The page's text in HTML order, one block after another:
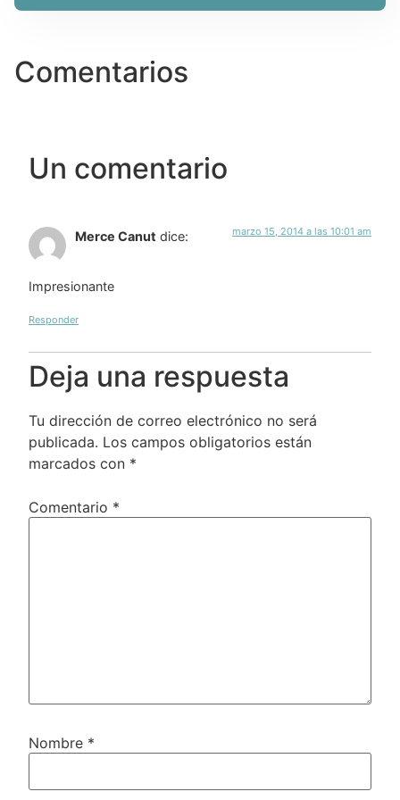
Comentarios
Un comentario
Merce Canut dice: marzo 15, 2014 a las 10:01 am
Impresionante
Responder
Deja una respuesta
Tu dirección de correo electrónico no será
publicada. Los campos obligatorios están
marcados con *
Comentario *
Nombre *